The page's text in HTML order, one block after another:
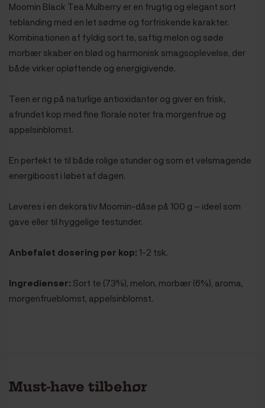
Moomin Black Tea Mulberry er en frugtig og elegant sort
teblanding med en let sødme og forfriskende karakter.
Kombinationen af fyldig sort te, saftig melon og søde
morbær skaber en blød og harmonisk smagsoplevelse, der
både virker opløftende og energigivende.
Teen er rig på naturlige antioxidanter og giver en frisk,
afrundet kop med fine florale noter fra morgenfrue og
appelsinblomst.
En perfekt te til både rolige stunder og som et velsmagende
energiboost i løbet af dagen.
Leveres i en dekorativ Moomin-dåse på 100 g – ideel som
gave eller til hyggelige testunder.
Anbefalet dosering per kop: 1-2 tsk.
Ingredienser: Sort te (73%), melon, morbær (6%), aroma,
morgenfrueblomst, appelsinblomst.
Must-have tilbehør